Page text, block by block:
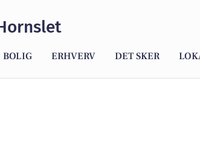
BOLIG ERHVERV DET SKER